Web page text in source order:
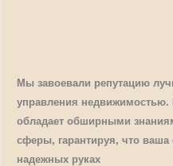
Мы завоевали репутацию
управления недвижимостью.
обладает обширными
сферы, гарантируя, что ваша
надежных руках